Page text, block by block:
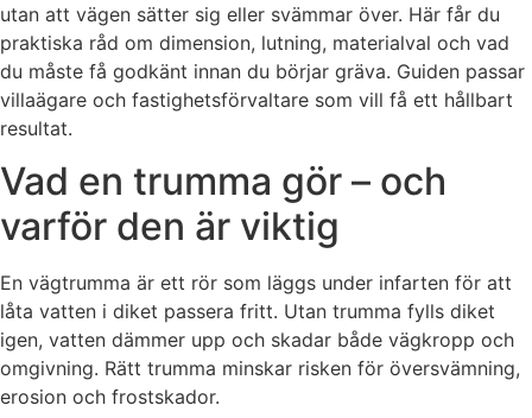
utan att vägen sätter sig eller svämmar över. Här får du
praktiska råd om dimension, lutning, materialval och vad
du måste få godkänt innan du börjar gräva. Guiden passar
villaägare och fastighetsförvaltare som vill få ett hållbart
resultat.
Vad en trumma gör – och
varför den är viktig
En vägtrumma är ett rör som läggs under infarten för att
låta vatten i diket passera fritt. Utan trumma fylls diket
igen, vatten dämmer upp och skadar både vägkropp och
omgivning. Rätt trumma minskar risken för översvämning,
erosion och frostskador.